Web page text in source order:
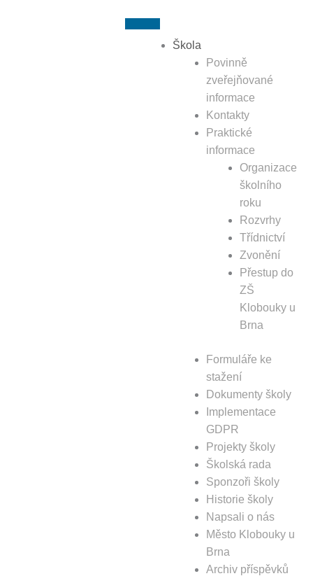
Škola
Povinně
zveřejňované
informace
Kontakty
Praktické
informace
Organizace
školního
roku
Rozvrhy
Třídnictví
Zvonění
Přestup do
ZŠ
Klobouky u
Brna
Formuláře ke
stažení
Dokumenty školy
Implementace
GDPR
Projekty školy
Školská rada
Sponzoři školy
Historie školy
Napsali o nás
Město Klobouky u
Brna
Archiv příspěvků